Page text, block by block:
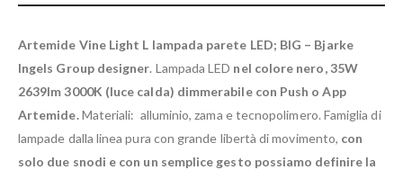
Artemide Vine Light L lampada parete LED; BIG – Bjarke
Ingels Group designer. Lampada LED nel colore nero, 35W
2639lm 3000K (luce calda) dimmerabile con Push o App
Artemide.Materiali: alluminio, zama e tecnopolimero. Famiglia di
lampade dalla linea pura con grande libertà di movimento, con
solo due snodi e con un semplice gesto possiamo definire la